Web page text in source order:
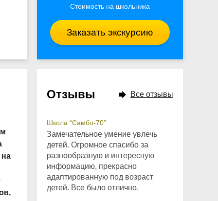
Стоимость на школьника
Заказать экскурсию
на
Отзывы Все отзывы
Школа “Самбо-70”
Замечательное умение увлечь
детей. Огромное спасибо за
разнообразную и интересную
информацию, прекрасно
адаптированную под возраст
детей. Все было отлично.